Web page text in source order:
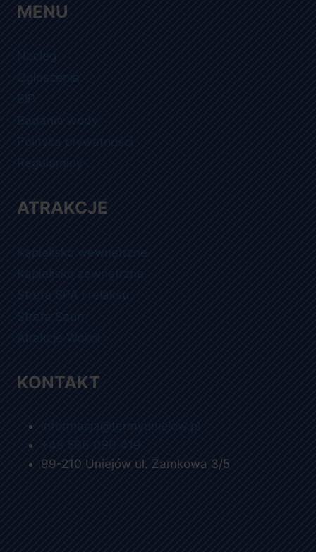
MENU
Nocleg
Ogłoszenia
BIP
Badania wody
Polityka prywatności
Regulaminy
ATRAKCJE
Kąpielisko wewnętrzne
Kąpielisko zewnętrzne
Strefa SPA i relaksu
Strefa Saun
Atrakcje Wokół
KONTAKT
informacja@termyuniejow.pl
+48 506 090 419
99-210 Uniejów ul. Zamkowa 3/5